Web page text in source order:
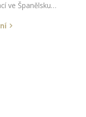
ve Španělsku…